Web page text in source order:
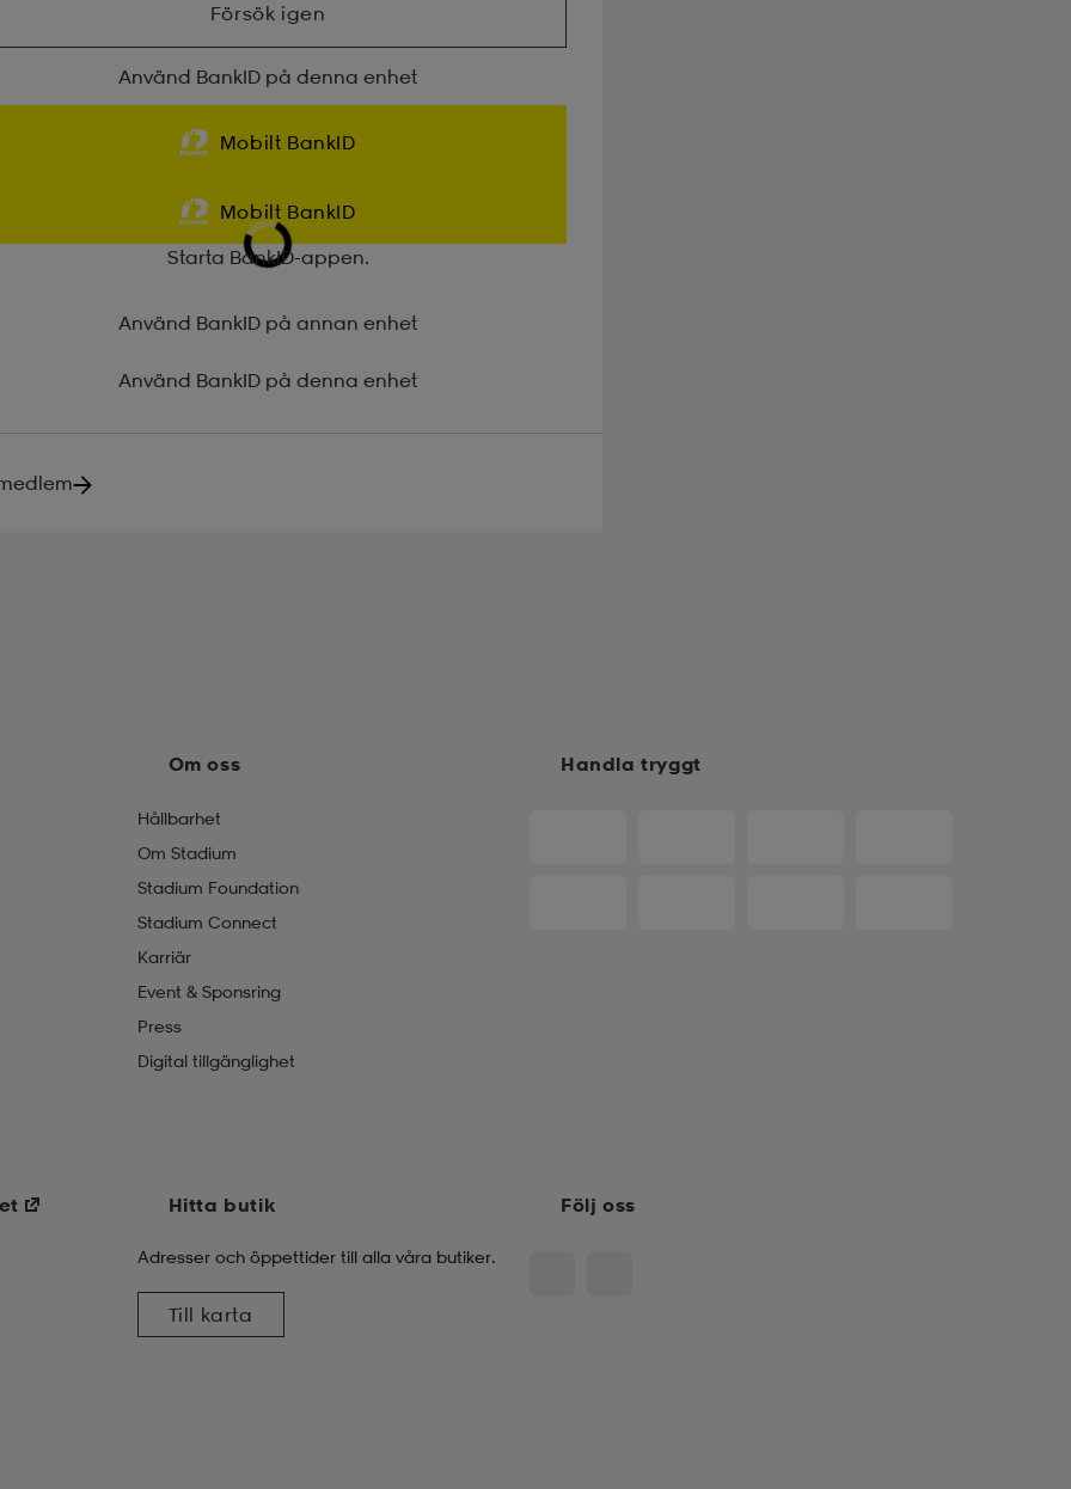
Försök igen
Använd BankID på denna enhet
Mobilt BankID
Mobilt BankID
Starta BankID-appen.
Använd BankID på annan enhet
Använd BankID på denna enhet
Om oss
Hållbarhet
Om Stadium
Stadium Foundation
Stadium Connect
Karriär
Event & Sponsring
Press
Digital tillgänglighet
Handla tryggt
Hitta butik
Adresser och öppettider till alla våra butiker.
Till karta
Följ oss